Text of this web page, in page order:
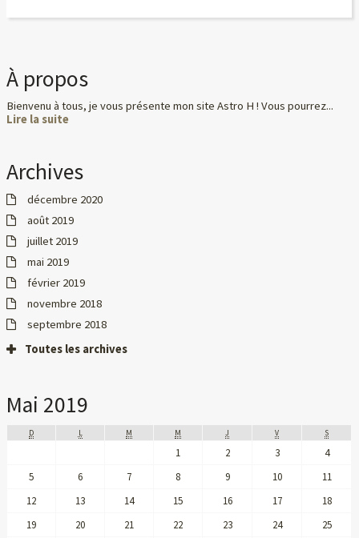
À propos
Bienvenu à tous, je vous présente mon site Astro H ! Vous pourrez...
Lire la suite
Archives
décembre 2020
août 2019
juillet 2019
mai 2019
février 2019
novembre 2018
septembre 2018
Toutes les archives
Mai 2019
D L M M J V S
1 2 3
4
5
6 7 8 9 10
11
12
13 14 15 16 17
18
19
20 21 22 23 24
25